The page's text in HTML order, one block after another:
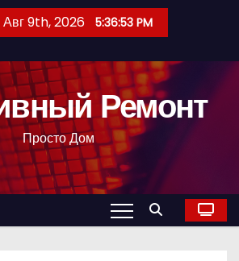
Авг 9th, 2026 5:36:54 PM
Ремонт
Просто Дом